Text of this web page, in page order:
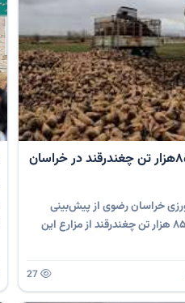
پیش‌بینی برداشت ۸۵۰هزار تن چغندرقند در خراسان
خراسان رضوی از پیش‌بینی
تولید و برداشت بیش از ۸۵۰ هزار تن چغندرقند از مزارع این